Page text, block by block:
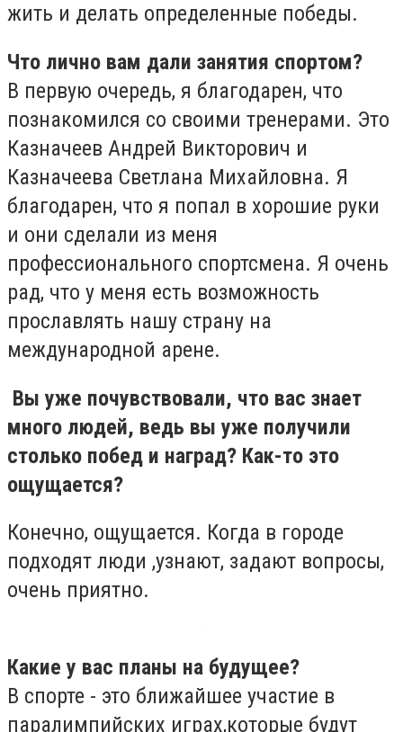
жить и делать определенные победы.
Что лично вам дали занятия спортом?
В первую очередь, я благодарен, что
познакомился со своими тренерами. Это
Казначеев Андрей Викторович и
Казначеева Светлана Михайловна. Я
благодарен, что я попал в хорошие руки
и они сделали из меня
профессионального спортсмена. Я очень
рад, что у меня есть возможность
прославлять нашу страну на
международной арене.
Вы уже почувствовали, что вас знает
много людей, ведь вы уже получили
столько побед и наград? Как-то это
ощущается?
Конечно, ощущается. Когда в городе
подходят люди ,узнают, задают вопросы,
очень приятно.
Какие у вас планы на будущее?
В спорте - это ближайшее участие в
паралимпийских играх,которые будут